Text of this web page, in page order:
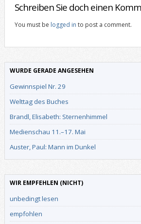
Schreiben Sie doch einen
You must be logged in to post a comment.
WURDE GERADE ANGESEHEN
Gewinnspiel Nr. 29
Welttag des Buches
Brandl, Elisabeth: Sternenhimmel
Medienschau 11.–17. Mai
Auster, Paul: Mann im Dunkel
WIR EMPFEHLEN (NICHT)
unbedingt lesen
empfohlen